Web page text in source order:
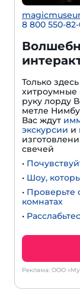
8 800 550-
Только
хитроумные
руку лорду
метле
Вас ждут
экскурсии и
свечей
•
• Шоу,
• Проверьте
комнатах
•
Реклама: ООО